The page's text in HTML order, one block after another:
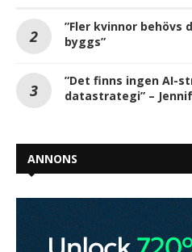
”Fler kvinnor
byggs”
”Det finns ingen AI-
datastrategi” –
ANNONS